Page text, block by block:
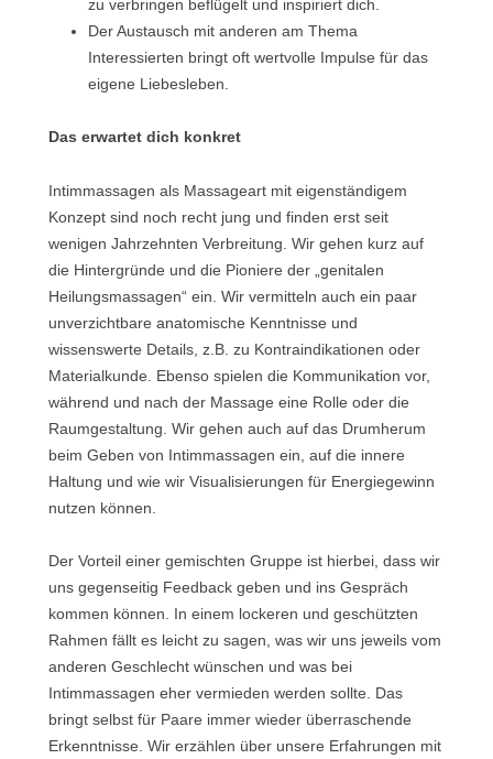
zu verbringen beflügelt und inspiriert dich.
Der Austausch mit anderen am Thema
Interessierten bringt oft wertvolle Impulse für das
eigene Liebesleben.
Das erwartet dich konkret
Intimmassagen als Massageart mit eigenständigem
Konzept sind noch recht jung und finden erst seit
wenigen Jahrzehnten Verbreitung. Wir gehen kurz auf
die Hintergründe und die Pioniere der „genitalen
Heilungsmassagen“ ein. Wir vermitteln auch ein paar
unverzichtbare anatomische Kenntnisse und
wissenswerte Details, z.B. zu Kontraindikationen oder
Materialkunde. Ebenso spielen die Kommunikation vor,
während und nach der Massage eine Rolle oder die
Raumgestaltung. Wir gehen auch auf das Drumherum
beim Geben von Intimmassagen ein, auf die innere
Haltung und wie wir Visualisierungen für Energiegewinn
nutzen können.
Der Vorteil einer gemischten Gruppe ist hierbei, dass wir
uns gegenseitig Feedback geben und ins Gespräch
kommen können. In einem lockeren und geschützten
Rahmen fällt es leicht zu sagen, was wir uns jeweils vom
anderen Geschlecht wünschen und was bei
Intimmassagen eher vermieden werden sollte. Das
bringt selbst für Paare immer wieder überraschende
Erkenntnisse. Wir erzählen über unsere Erfahrungen mit